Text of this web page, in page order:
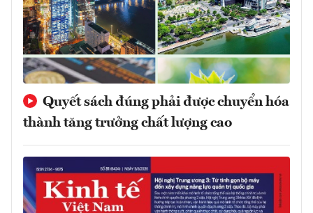
Quyết sách đúng phải được chuyển hóa
thành tăng trưởng chất lượng cao